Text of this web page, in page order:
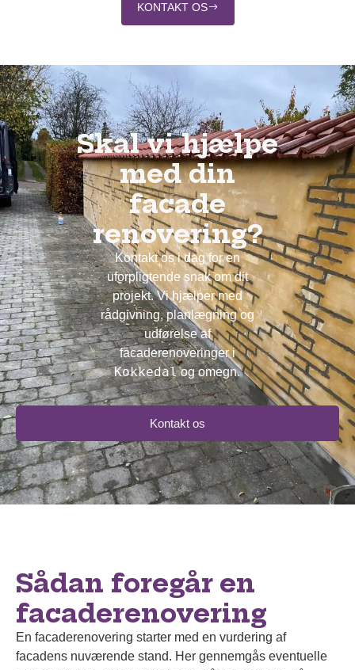
KONTAKT OS
Skal vi hjælpe
med din
facade
renovering?
Kontakt os i dag for en
uforpligtende snak om dit
projekt. Vi hjælper med
rådgivning, planlægning og
udførelse af
facaderenoveringer i
Kokkedalog omegn.
Kontakt os
Sådan foregår en
facaderenovering
En facaderenovering starter med en vurdering af
facadens nuværende stand. Her gennemgås eventuelle